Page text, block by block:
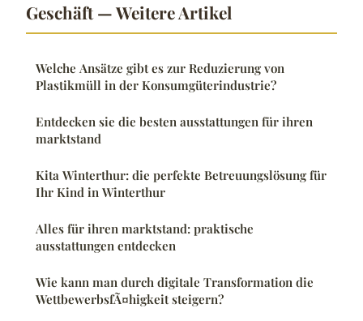
Geschäft — Weitere Artikel
Welche Ansätze gibt es zur Reduzierung von
Plastikmüll in der Konsumgüterindustrie?
Entdecken sie die besten ausstattungen für ihren
marktstand
Kita Winterthur: die perfekte Betreuungslösung für
Ihr Kind in Winterthur
Alles für ihren marktstand: praktische
ausstattungen entdecken
Wie kann man durch digitale Transformation die
WettbewerbsfÃ¤higkeit steigern?